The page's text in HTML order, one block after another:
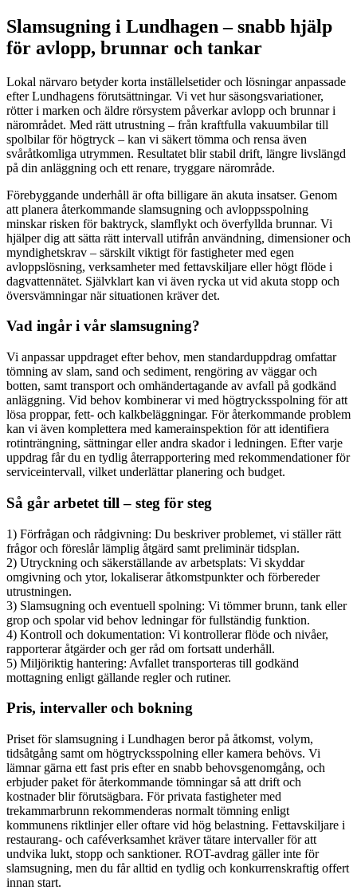
Slamsugning i Lundhagen – snabb hjälp
för avlopp, brunnar och tankar
Lokal närvaro betyder korta inställelsetider och lösningar anpassade
efter Lundhagens förutsättningar. Vi vet hur säsongsvariationer,
rötter i marken och äldre rörsystem påverkar avlopp och brunnar i
närområdet. Med rätt utrustning – från kraftfulla vakuumbilar till
spolbilar för högtryck – kan vi säkert tömma och rensa även
svåråtkomliga utrymmen. Resultatet blir stabil drift, längre livslängd
på din anläggning och ett renare, tryggare närområde.
Förebyggande underhåll är ofta billigare än akuta insatser. Genom
att planera återkommande slamsugning och avloppsspolning
minskar risken för baktryck, slamflykt och överfyllda brunnar. Vi
hjälper dig att sätta rätt intervall utifrån användning, dimensioner och
myndighetskrav – särskilt viktigt för fastigheter med egen
avloppslösning, verksamheter med fettavskiljare eller högt flöde i
dagvattennätet. Självklart kan vi även rycka ut vid akuta stopp och
översvämningar när situationen kräver det.
Vad ingår i vår slamsugning?
Vi anpassar uppdraget efter behov, men standarduppdrag omfattar
tömning av slam, sand och sediment, rengöring av väggar och
botten, samt transport och omhändertagande av avfall på godkänd
anläggning. Vid behov kombinerar vi med högtrycksspolning för att
lösa proppar, fett- och kalkbeläggningar. För återkommande problem
kan vi även komplettera med kamerainspektion för att identifiera
rotinträngning, sättningar eller andra skador i ledningen. Efter varje
uppdrag får du en tydlig återrapportering med rekommendationer för
serviceintervall, vilket underlättar planering och budget.
Så går arbetet till – steg för steg
1) Förfrågan och rådgivning: Du beskriver problemet, vi ställer rätt
frågor och föreslår lämplig åtgärd samt preliminär tidsplan.
2) Utryckning och säkerställande av arbetsplats: Vi skyddar
omgivning och ytor, lokaliserar åtkomstpunkter och förbereder
utrustningen.
3) Slamsugning och eventuell spolning: Vi tömmer brunn, tank eller
grop och spolar vid behov ledningar för fullständig funktion.
4) Kontroll och dokumentation: Vi kontrollerar flöde och nivåer,
rapporterar åtgärder och ger råd om fortsatt underhåll.
5) Miljöriktig hantering: Avfallet transporteras till godkänd
mottagning enligt gällande regler och rutiner.
Pris, intervaller och bokning
Priset för slamsugning i Lundhagen beror på åtkomst, volym,
tidsåtgång samt om högtrycksspolning eller kamera behövs. Vi
lämnar gärna ett fast pris efter en snabb behovsgenomgång, och
erbjuder paket för återkommande tömningar så att drift och
kostnader blir förutsägbara. För privata fastigheter med
trekammarbrunn rekommenderas normalt tömning enligt
kommunens riktlinjer eller oftare vid hög belastning. Fettavskiljare i
restaurang- och caféverksamhet kräver tätare intervaller för att
undvika lukt, stopp och sanktioner. ROT-avdrag gäller inte för
slamsugning, men du får alltid en tydlig och konkurrenskraftig offert
innan start.